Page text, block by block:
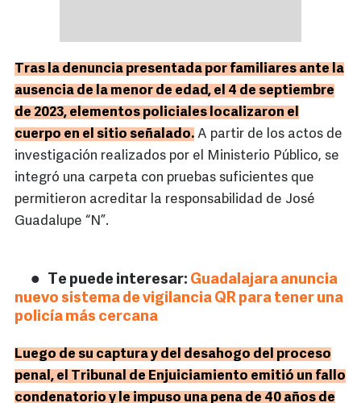
Tras la denuncia presentada por familiares ante la
ausencia de la menor de edad, el 4 de septiembre
de 2023, elementos policiales localizaron el
cuerpo en el sitio señalado. A partir de los actos de
investigación realizados por el Ministerio Público, se
integró una carpeta con pruebas suficientes que
permitieron acreditar la responsabilidad de José
Guadalupe “N”.
Te puede interesar: Guadalajara anuncia
nuevo sistema de vigilancia QR para tener una
policía más cercana
Luego de su captura y del desahogo del proceso
penal, el Tribunal de Enjuiciamiento emitió un fallo
condenatorio y le impuso una pena de 40 años de